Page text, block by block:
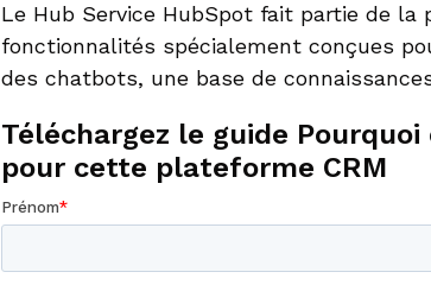
Le Hub Service HubSpot fait partie de la
fonctionnalités spécialement conçues
des chatbots, une base de
Téléchargez le guide
pour cette plateforme CRM